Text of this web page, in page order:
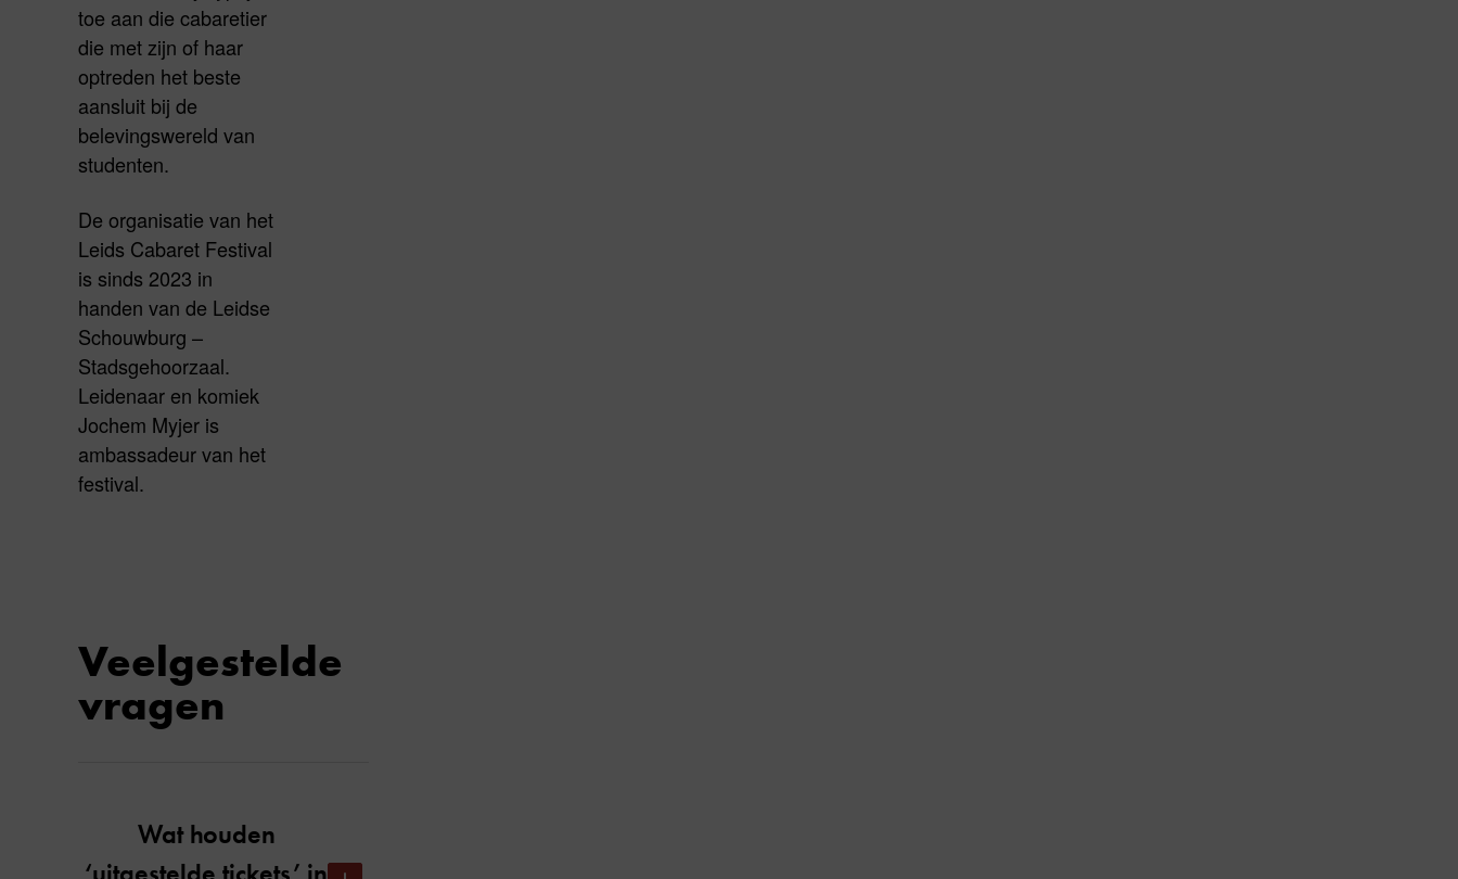
toe aan die cabaretier
die met zijn of haar
optreden het beste
aansluit bij de
belevingswereld van
studenten.
De organisatie van het
Leids Cabaret Festival
is sinds 2023 in
handen van de Leidse
Schouwburg –
Stadsgehoorzaal.
Leidenaar en komiek
Jochem Myjer is
ambassadeur van het
festival.
Veelgestelde
vragen
Wat houden